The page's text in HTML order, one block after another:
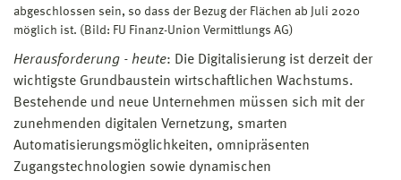
abgeschlossen sein, so dass der Bezug der Flächen ab Juli 2020
möglich ist. (Bild: FU Finanz-Union Vermittlungs AG)
Herausforderung - heute: Die Digitalisierung ist derzeit der
wichtigste Grundbaustein wirtschaftlichen Wachstums.
Bestehende und neue Unternehmen müssen sich mit der
zunehmenden digitalen Vernetzung, smarten
Automatisierungsmöglichkeiten, omnipräsenten
Zugangstechnologien sowie dynamischen